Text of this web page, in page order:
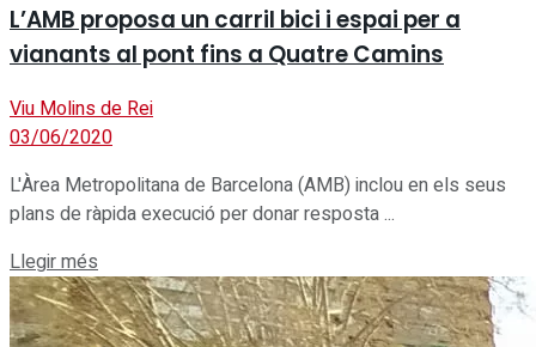
L’AMB proposa un carril bici i espai per a
vianants al pont fins a Quatre Camins
Viu Molins de Rei
03/06/2020
L'Àrea Metropolitana de Barcelona (AMB) inclou en els seus
plans de ràpida execució per donar resposta ...
Llegir més